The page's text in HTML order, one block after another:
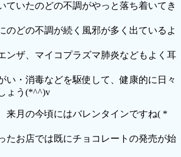
ていたのどの不調がやっと落ち着いてき
のどの不調が続く風邪が多く出ているよ
ンザ、マイコプラズマ肺炎などもよく耳
い・消毒などを駆使して、健康的に日々
ょう(*^^)v
来月の今頃にはバレンタインですね( *
たお店では既にチョコレートの発売が始